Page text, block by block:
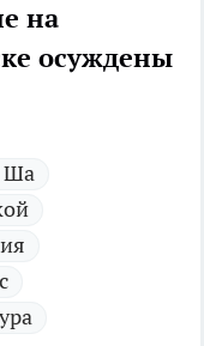
на
осуждены
Ша